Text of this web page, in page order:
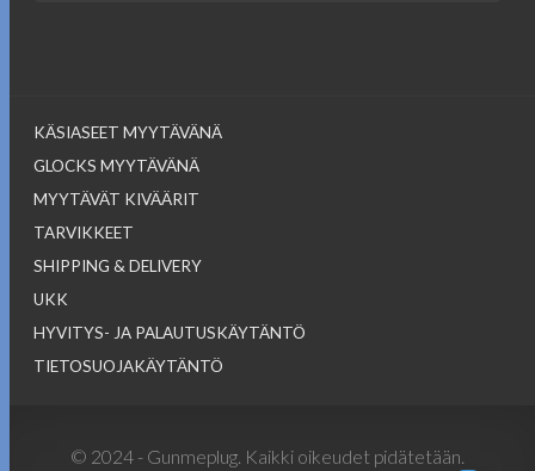
KÄSIASEET MYYTÄVÄNÄ
GLOCKS MYYTÄVÄNÄ
MYYTÄVÄT KIVÄÄRIT
TARVIKKEET
SHIPPING & DELIVERY
UKK
HYVITYS- JA PALAUTUSKÄYTÄNTÖ
TIETOSUOJAKÄYTÄNTÖ
© 2024 - Gunmeplug. Kaikki oikeudet pidätetään.